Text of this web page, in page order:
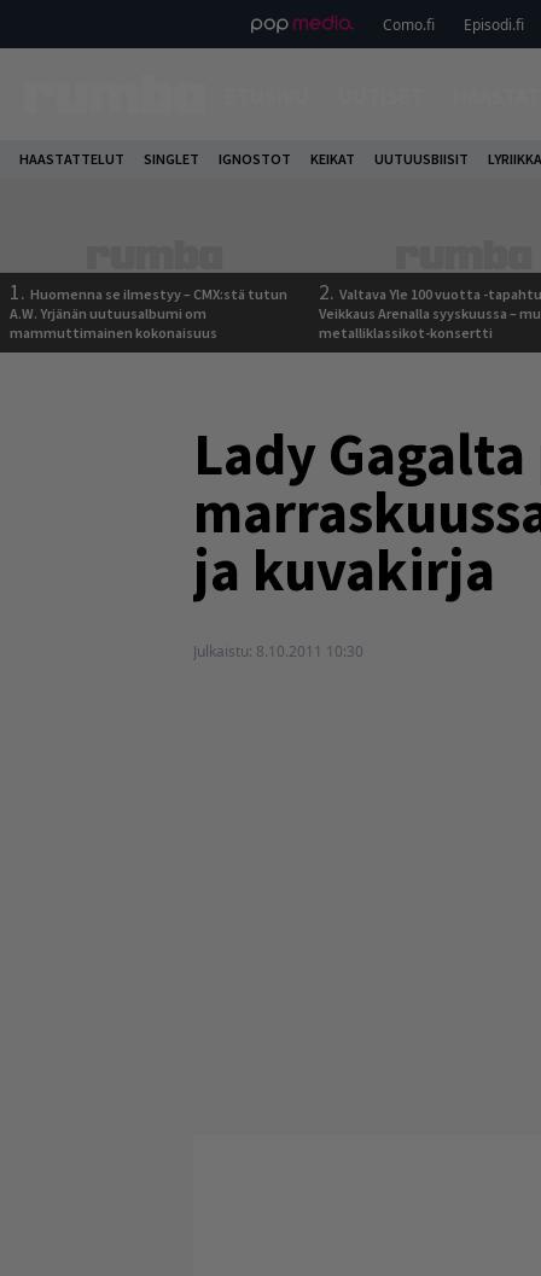
Como.fi Episodi.fi
HAASTATTELUT SINGLET IGNOSTOT KEIKAT UUTUUSBIISIT
1. Huomenna se ilmestyy – CMX:stä tutun
A.W. Yrjänän uutuusalbumi om
mammuttimainen kokonaisuus
2. Valtava Yle 100 vuotta -
Veikkaus Arenalla syyskuussa –
metalliklassikot-konsertti
Lady
ja kuvakirja
Julkaistu: 8.10.2011 10:30